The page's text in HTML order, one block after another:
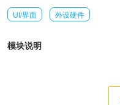
UI/界面 外设硬件
模块说明